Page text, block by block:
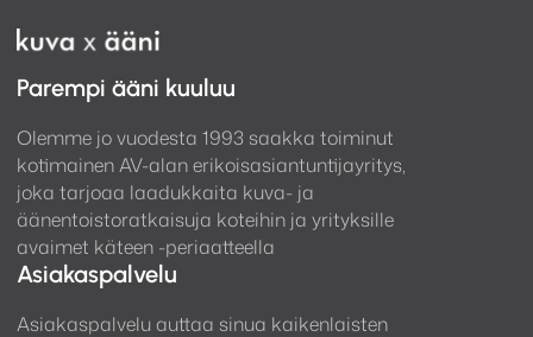
Parempi ääni kuuluu
Olemme jo vuodesta 1993 saakka toiminut
kotimainen AV-alan erikoisasiantuntijayritys,
joka tarjoaa laadukkaita kuva- ja
äänentoistoratkaisuja koteihin ja yrityksille
avaimet käteen -periaatteella
Asiakaspalvelu
Asiakaspalvelu auttaa sinua kaikenlaisten